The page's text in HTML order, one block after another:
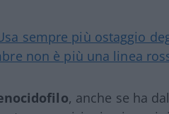
sempre più ostaggio
non è più una linea
, anche se ha